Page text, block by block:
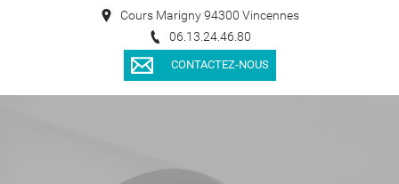
Cours Marigny 94300 Vincennes
06.13.24.46.80
CONTACTEZ-NOUS